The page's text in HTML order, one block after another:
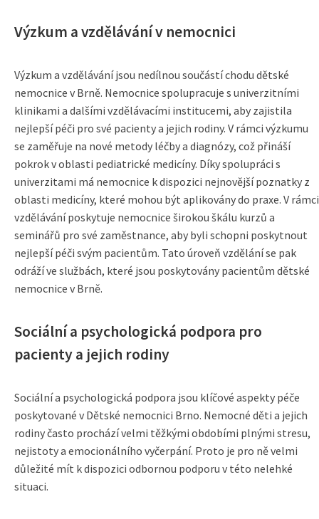
Výzkum a vzdělávání v nemocnici
Výzkum a vzdělávání jsou nedílnou součástí chodu dětské
nemocnice v Brně. Nemocnice spolupracuje s univerzitními
klinikami a dalšími vzdělávacími institucemi, aby zajistila
nejlepší péči pro své pacienty a jejich rodiny. V rámci výzkumu
se zaměřuje na nové metody léčby a diagnózy, což přináší
pokrok v oblasti pediatrické medicíny. Díky spolupráci s
univerzitami má nemocnice k dispozici nejnovější poznatky z
oblasti medicíny, které mohou být aplikovány do praxe. V rámci
vzdělávání poskytuje nemocnice širokou škálu kurzů a
seminářů pro své zaměstnance, aby byli schopni poskytnout
nejlepší péči svým pacientům. Tato úroveň vzdělání se pak
odráží ve službách, které jsou poskytovány pacientům dětské
nemocnice v Brně.
Sociální a psychologická podpora pro
pacienty a jejich rodiny
Sociální a psychologická podpora jsou klíčové aspekty péče
poskytované v Dětské nemocnici Brno. Nemocné děti a jejich
rodiny často prochází velmi těžkými obdobími plnými stresu,
nejistoty a emocionálního vyčerpání. Proto je pro ně velmi
důležité mít k dispozici odbornou podporu v této nelehké
situaci.